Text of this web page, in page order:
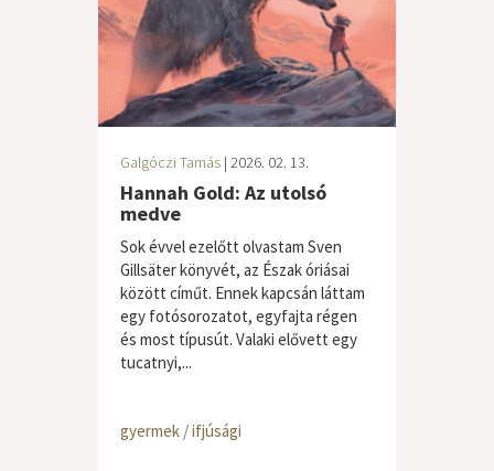
Galgóczi Tamás | 2026. 02. 13.
Hannah Gold: Az utolsó
medve
Sok évvel ezelőtt olvastam Sven
Gillsäter könyvét, az Észak óriásai
között címűt. Ennek kapcsán láttam
egy fotósorozatot, egyfajta régen
és most típusút. Valaki elővett egy
tucatnyi,...
gyermek / ifjúsági